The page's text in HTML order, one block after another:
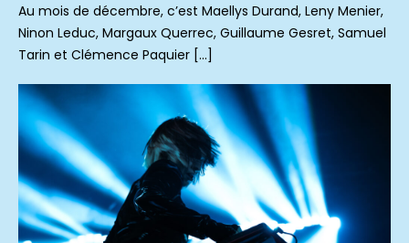
Au mois de décembre, c’est Maellys Durand, Leny Menier,
Ninon Leduc, Margaux Querrec, Guillaume Gesret, Samuel
Tarin et Clémence Paquier […]